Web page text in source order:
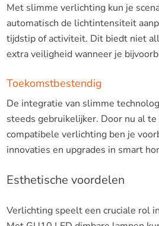
Met slimme verlichting kun je
automatisch de lichtintensiteit
tijdstip of activiteit. Dit biedt niet
extra veiligheid wanneer je
Toekomstbestendig
De integratie van slimme
steeds gebruikelijker. Door nu al te
compatibele verlichting ben je
innovaties en upgrades in smart
Esthetische voordelen
Verlichting speelt een cruciale rol